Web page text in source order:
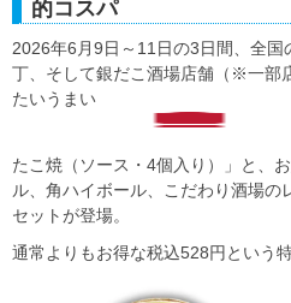
的コスパ
2026年6月9日～11日の3日間、全
丁、そして銀だこ酒場店舗（※一部
たいうまい
たこ焼（ソース・4個入り）」と、
ル、角ハイボール、こだわり酒場の
セットが登場。
通常よりもお得な税込528円という